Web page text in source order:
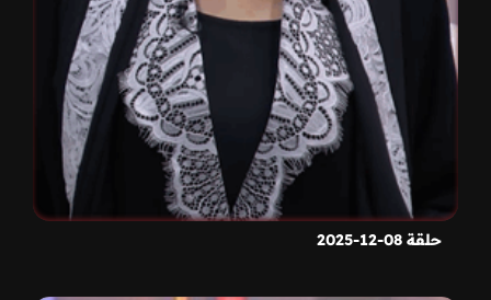
حلقة 08-12-2025